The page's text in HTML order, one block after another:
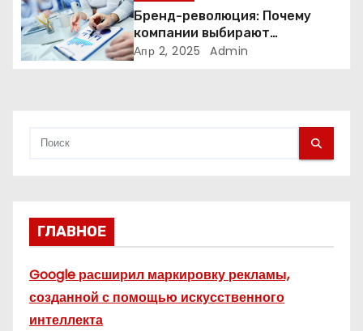
и
с
Бренд-революция: Почему
компании выбирают
адаптивные логотипы?
Апр 2, 2025 Admin
ГЛАВНОЕ
Google расширил маркировку рекламы,
созданной с помощью искусственного
интеллекта